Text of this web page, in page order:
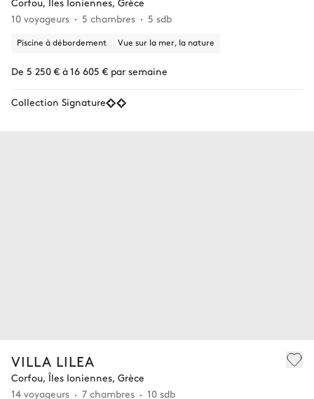
10 voyageurs
5 chambres 5 sdb
Piscine à débordement Vue sur la mer, la nature
De 5 250 € à 16 605 € par semaine
Collection Signature
VILLA LILEA
Corfou, Îles Ioniennes, Grèce
14 voyageurs
7 chambres 10 sdb